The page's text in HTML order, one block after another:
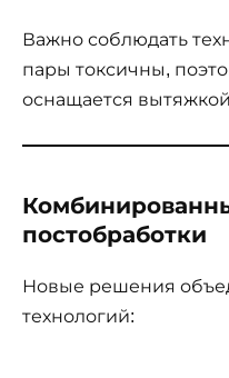
Важно соблюдать
пары токсичны,
оснащается
постобработки
Новые решения
технологий: